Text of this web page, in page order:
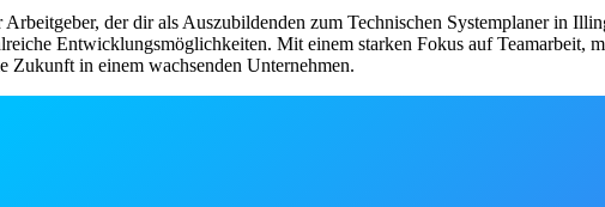
Arbeitgeber, der dir als Auszubildenden zum Technischen Systemplaner in
Entwicklungsmöglichkeiten. Mit einem starken Fokus auf Teamarbeit,
Zukunft in einem wachsenden Unternehmen.